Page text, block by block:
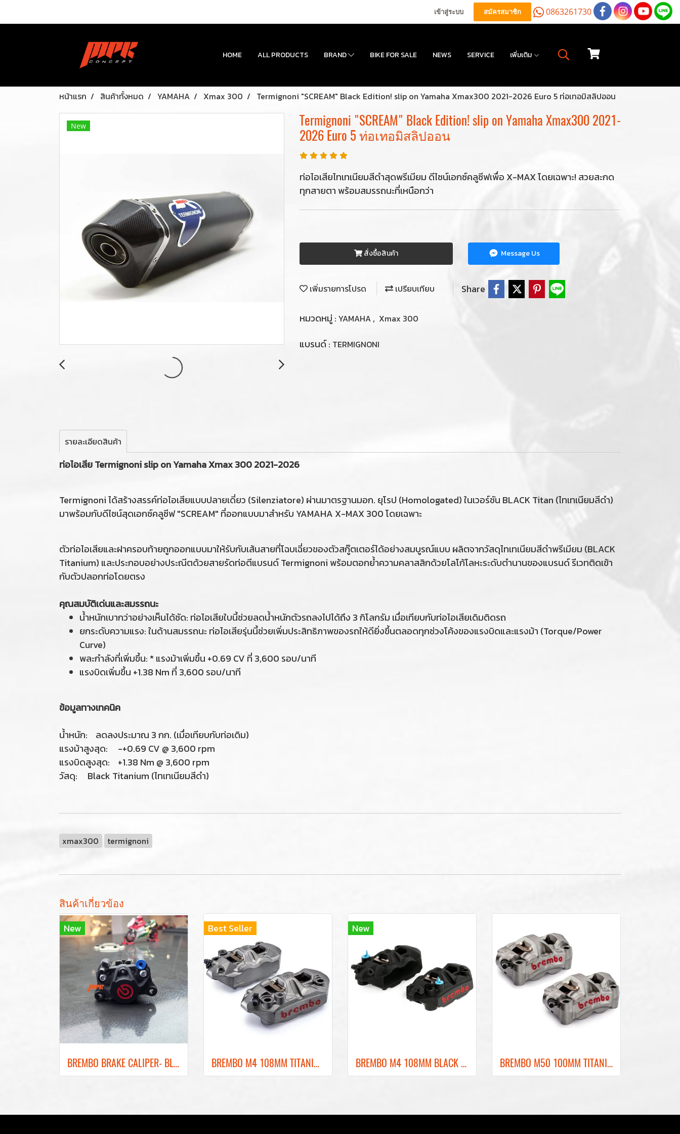
เข้าสู่ระบบ สมัครสมาชิก 0863261730
HOME ALL PRODUCTS BRAND BIKE FOR SALE NEWS SERVICE เพิ่มเติม
หน้าแรก สินค้าทั้งหมด YAMAHA Xmax 300 Termignoni "SCREAM" Black Edition! slip on Yamaha Xmax300 2021-2026 Euro 5 ท่อเทอมิสลิปออน
New
Termignoni "SCREAM" Black Edition! slip on Yamaha Xmax300 2021-
2026 Euro 5 ท่อเทอมิสลิปออน
ท่อไอเสียไทเทเนียมสีดำสุดพรีเมียม ดีไซน์เอกซ์คลูซีฟเพื่อ X-MAX โดยเฉพาะ! สวยสะกด
ทุกสายตา พร้อมสมรรถนะที่เหนือกว่า
สั่งซื้อสินค้า Message Us
เพิ่มรายการโปรด เปรียบเทียบ Share
หมวดหมู่ : YAMAHA , Xmax 300
แบรนด์ : TERMIGNONI
รายละเอียดสินค้า
ท่อไอเสีย Termignoni slip on Yamaha Xmax 300 2021-2026
Termignoni ได้สร้างสรรค์ท่อไอเสียแบบปลายเดี่ยว (Silenziatore) ผ่านมาตรฐานมอก. ยุโรป (Homologated) ในเวอร์ชัน BLACK Titan (ไทเทเนียมสีดำ)
มาพร้อมกับดีไซน์สุดเอกซ์คลูซีฟ "SCREAM" ที่ออกแบบมาสำหรับ YAMAHA X-MAX 300 โดยเฉพาะ
ตัวท่อไอเสียและฝาครอบท้ายถูกออกแบบมาให้รับกับเส้นสายที่โฉบเฉี่ยวของตัวสกู๊ตเตอร์ได้อย่างสมบูรณ์แบบ ผลิตจากวัสดุไทเทเนียมสีดำพรีเมียม (BLACK
Titanium) และประกอบอย่างประณีตด้วยสายรัดท่อตีแบรนด์ Termignoni พร้อมตอกย้ำความคลาสสิกด้วยโลโก้โลหะระดับตำนานของแบรนด์ รีเวทติดเข้า
กับตัวปลอกท่อโดยตรง
คุณสมบัติเด่นและสมรรถนะ
น้ำหนักเบากว่าอย่างเห็นได้ชัด: ท่อไอเสียใบนี้ช่วยลดน้ำหนักตัวรถลงไปได้ถึง 3 กิโลกรัม เมื่อเทียบกับท่อไอเสียเดิมติดรถ
ยกระดับความแรง: ในด้านสมรรถนะ ท่อไอเสียรุ่นนี้ช่วยเพิ่มประสิทธิภาพของรถให้ดียิ่งขึ้นตลอดทุกช่วงโค้งของแรงบิดและแรงม้า (Torque/Power
Curve)
พละกำลังที่เพิ่มขึ้น: * แรงม้าเพิ่มขึ้น +0.69 CV ที่ 3,600 รอบ/นาที
แรงบิดเพิ่มขึ้น +1.38 Nm ที่ 3,600 รอบ/นาที
ข้อมูลทางเทคนิค
น้ำหนัก: ลดลงประมาณ 3 กก. (เมื่อเทียบกับท่อเดิม)
แรงม้าสูงสุด: -+0.69 CV @ 3,600 rpm
แรงบิดสูงสุด: +1.38 Nm @ 3,600 rpm
วัสดุ: Black Titanium (ไทเทเนียมสีดำ)
xmax300 termignoni
สินค้าเกี่ยวข้อง
New
ฺBREMBO BRAKE CALIPER- BLACK COLOR REAR BRAKE RED LOGO
Best Seller
BREMBO M4 108MM TITANIUM FRONT BRAKE CALIPER ปั๊มเบรคเบรมโบ้สีไทเทเนียม 108MM
New
BREMBO M4 108MM BLACK FRONT BRAKE CALIPER ปั๊มเบรคเบรมโบ้สีดำ 108MM BREMBO M50 100MM TITANIUM GRAY FRONT BRAKE CALIPER ปั๊มเบรคเบรมโบ้สีเทา 100MM